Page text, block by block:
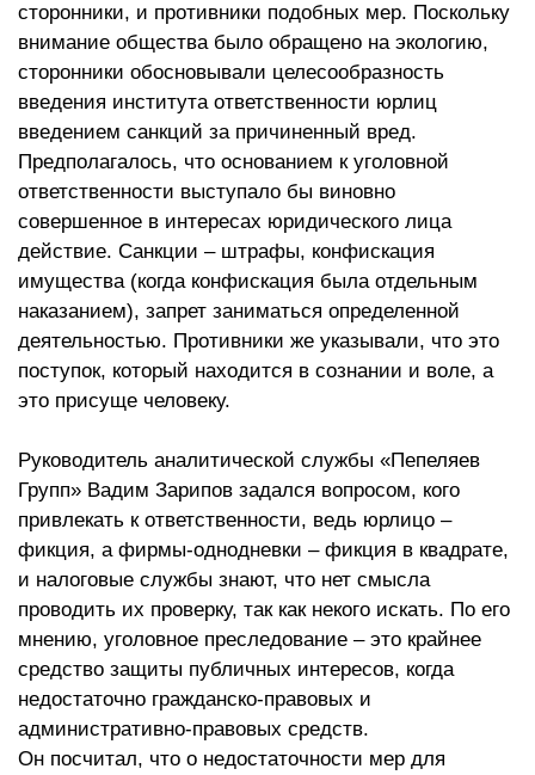
сторонники, и противники подобных мер. Поскольку
внимание общества было обращено на экологию,
сторонники обосновывали целесообразность
введения института ответственности юрлиц
введением санкций за причиненный вред.
Предполагалось, что основанием к уголовной
ответственности выступало бы виновно
совершенное в интересах юридического лица
действие. Санкции – штрафы, конфискация
имущества (когда конфискация была отдельным
наказанием), запрет заниматься определенной
деятельностью. Противники же указывали, что это
поступок, который находится в сознании и воле, а
это присуще человеку.
Руководитель аналитической службы «Пепеляев
Групп» Вадим Зарипов задался вопросом, кого
привлекать к ответственности, ведь юрлицо –
фикция, а фирмы-однодневки – фикция в квадрате,
и налоговые службы знают, что нет смысла
проводить их проверку, так как некого искать. По его
мнению, уголовное преследование – это крайнее
средство защиты публичных интересов, когда
недостаточно гражданско-правовых и
административно-правовых средств.
Он посчитал, что о недостаточности мер для